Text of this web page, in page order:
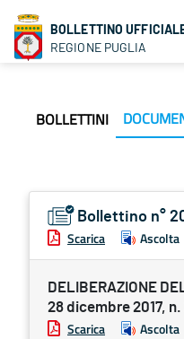
BOLLETTINO
REGIONE PUGLIA
BOLLETTINI
Bollettino n°
Scarica Ascolta
DELIBERAZIONE
28 dicembre 2017, n.
Scarica Ascolta